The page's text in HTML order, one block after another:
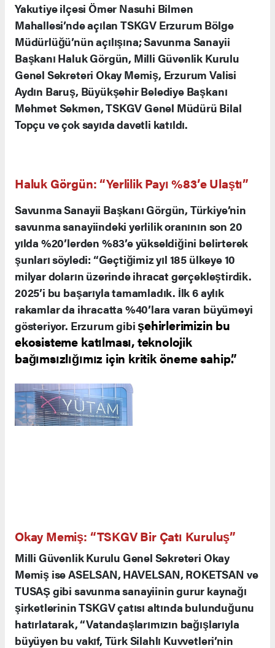
Yakutiye ilçesi Ömer Nasuhi Bilmen
Mahallesi’nde açılan TSKGV Erzurum Bölge
Müdürlüğü’nün açılışına; Savunma Sanayii
Başkanı Haluk Görgün, Milli Güvenlik Kurulu
Genel Sekreteri Okay Memiş, Erzurum Valisi
Aydın Baruş, Büyükşehir Belediye Başkanı
Mehmet Sekmen, TSKGV Genel Müdürü Bilal
Topçu ve çok sayıda davetli katıldı.
Haluk Görgün: “Yerlilik Payı %83’e Ulaştı”
Savunma Sanayii Başkanı Görgün, Türkiye’nin
savunma sanayiindeki yerlilik oranının son 20
yılda %20’lerden %83’e yükseldiğini belirterek
şunları söyledi: “Geçtiğimiz yıl 185 ülkeye 10
milyar doların üzerinde ihracat gerçekleştirdik.
2025’i bu başarıyla tamamladık. İlk 6 aylık